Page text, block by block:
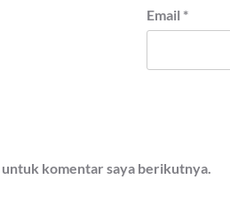
Email *
untuk komentar saya berikutnya.